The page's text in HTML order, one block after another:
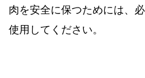
肉を安全に保つためには、
使用してください。